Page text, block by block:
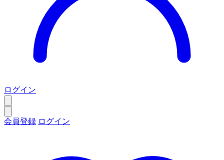
ログイン
会員登録 ログイン